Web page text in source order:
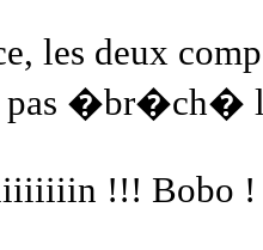
les deux
�br�ch�
!!! Bobo !